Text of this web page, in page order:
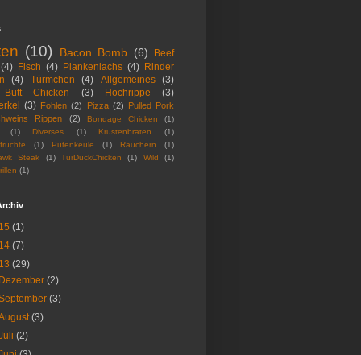
(10) Bacon Bomb (6)
Beef
(4) Fisch (4) Plankenlachs (4) Rinder
(4) Türmchen (4) Allgemeines
(3)
Chicken
(3) Hochrippe
(3)
(3) Fohlen (2) Pizza (2) Pulled Pork
Rippen
(2) Bondage Chicken
(1)
(1)
Diverses (1) Krustenbraten
(1)
(1) Putenkeule (1) Räuchern
(1)
Steak
(1) TurDuckChicken (1) Wild
(1)
(1)
(1)
(7)
(29)
(2)
(3)
(3)
(2)